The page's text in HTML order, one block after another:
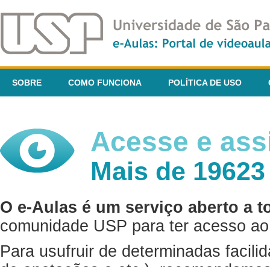
SOBRE COMO FUNCIONA POLÍTICA DE USO
Acesse e
Mais de
O e-Aulas é um serviço aberto a
comunidade USP para ter acesso
Para usufruir de determinadas